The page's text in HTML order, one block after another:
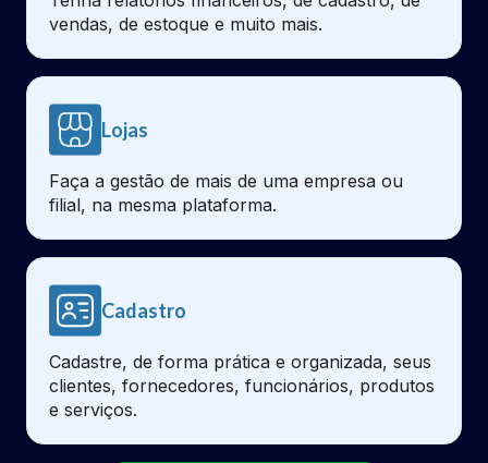
vendas, de estoque e muito mais.
Lojas
Faça a gestão de mais de uma empresa ou
filial, na mesma plataforma.
Cadastro
Cadastre, de forma prática e organizada, seus
clientes, fornecedores, funcionários, produtos
e serviços.